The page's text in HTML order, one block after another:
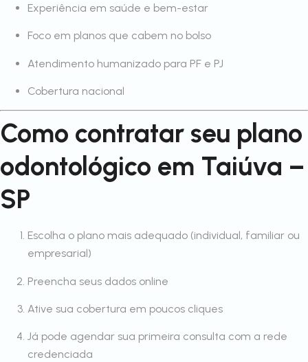
Experiência em saúde e bem-estar
Foco em planos que cabem no bolso
Atendimento humanizado para PF e PJ
Cobertura nacional
Como contratar seu plano
odontológico em Taiúva –
SP
Escolha o plano mais adequado (individual, familiar ou
empresarial)
Preencha seus dados online
Ative sua cobertura em poucos cliques
Já pode agendar sua primeira consulta com a rede
credenciada